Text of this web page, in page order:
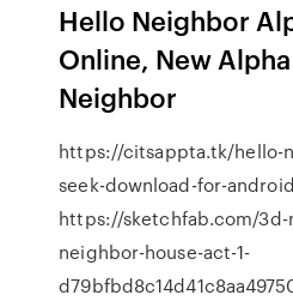
Hello Neighbor
Online, New
Neighbor
https://citsappta.tk/hello-
seek-download-for-
https://sketchfab.com/
neighbor-house-act-1-